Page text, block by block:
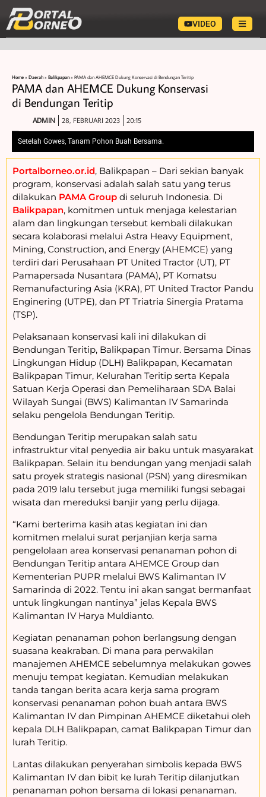
VIDEO
Home » Daerah » Balikpapan » PAMA dan AHEMCE Dukung Konservasi di Bendungan Teritip
PAMA dan AHEMCE Dukung Konservasi
di Bendungan Teritip
ADMIN 28, FEBRUARI 2023 20:15
Setelah Gowes, Tanam Pohon Buah Bersama.
Portalborneo.or.id, Balikpapan – Dari sekian banyak
program, konservasi adalah salah satu yang terus
dilakukan PAMA Group di seluruh Indonesia. Di
Balikpapan, komitmen untuk menjaga kelestarian
alam dan lingkungan tersebut kembali dilakukan
secara kolaborasi melalui Astra Heavy Equipment,
Mining, Construction, and Energy (AHEMCE) yang
terdiri dari Perusahaan PT United Tractor (UT), PT
Pamapersada Nusantara (PAMA), PT Komatsu
Remanufacturing Asia (KRA), PT United Tractor Pandu
Enginering (UTPE), dan PT Triatria Sinergia Pratama
(TSP).
Pelaksanaan konservasi kali ini dilakukan di
Bendungan Teritip, Balikpapan Timur. Bersama Dinas
Lingkungan Hidup (DLH) Balikpapan, Kecamatan
Balikpapan Timur, Kelurahan Teritip serta Kepala
Satuan Kerja Operasi dan Pemeliharaan SDA Balai
Wilayah Sungai (BWS) Kalimantan IV Samarinda
selaku pengelola Bendungan Teritip.
Bendungan Teritip merupakan salah satu
infrastruktur vital penyedia air baku untuk masyarakat
Balikpapan. Selain itu bendungan yang menjadi salah
satu proyek strategis nasional (PSN) yang diresmikan
pada 2019 lalu tersebut juga memiliki fungsi sebagai
wisata dan mereduksi banjir yang perlu dijaga.
“Kami berterima kasih atas kegiatan ini dan
komitmen melalui surat perjanjian kerja sama
pengelolaan area konservasi penanaman pohon di
Bendungan Teritip antara AHEMCE Group dan
Kementerian PUPR melalui BWS Kalimantan IV
Samarinda di 2022. Tentu ini akan sangat bermanfaat
untuk lingkungan nantinya” jelas Kepala BWS
Kalimantan IV Harya Muldianto.
Kegiatan penanaman pohon berlangsung dengan
suasana keakraban. Di mana para perwakilan
manajemen AHEMCE sebelumnya melakukan gowes
menuju tempat kegiatan. Kemudian melakukan
tanda tangan berita acara kerja sama program
konservasi penanaman pohon buah antara BWS
Kalimantan IV dan Pimpinan AHEMCE diketahui oleh
kepala DLH Balikpapan, camat Balikpapan Timur dan
lurah Teritip.
Lantas dilakukan penyerahan simbolis kepada BWS
Kalimantan IV dan bibit ke lurah Teritip dilanjutkan
penanaman pohon bersama di lokasi penanaman.